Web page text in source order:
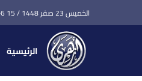
الخميس 23 صفر 1448 / 15 6-8-2026
الرئيسية